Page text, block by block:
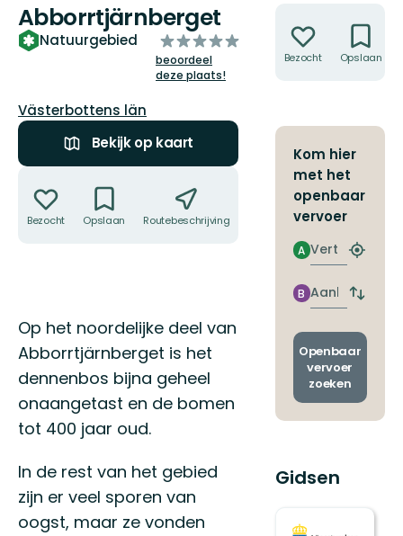
Abborrtjärnberget
Natuurgebied
van
5
sterren
beoordeel
deze plaats!
Regio:
Västerbottens län
Bekijk op kaart
Bezocht Opslaan Routebeschrijving
Omschrijving
Op het noordelijke deel van
Abborrtjärnberget is het
dennenbos bijna geheel
onaangetast en de bomen
tot 400 jaar oud.
In de rest van het gebied
zijn er veel sporen van
oogst, maar ze vonden
Bezocht Opslaan
Kom hier
met het
openbaar
vervoer
Vertrek
A
Zoek
halte
Aankomst
B
Wissel
en
Openbaar
vervoer
zoeken
Gidsen